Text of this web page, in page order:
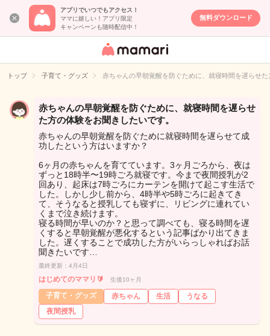
アプリでいつでもアクセス！
ママに嬉しい！アプリ限定
キャンペーンも随時配信中！
無料ダウンロード
女性専用匿名QA
イト
トップ 子育て・グッズ 赤ちゃんの早朝覚醒を防ぐために、就寝時間を遅らせ
赤ちゃんの早朝覚醒を防ぐために、就寝時間を遅らせ
た方の体験をお聞きしたいです。
赤ちゃんの早朝覚醒を防ぐために就寝時間を遅らせて成
功したという方はいますか？
6ヶ月の赤ちゃんを育てています。3ヶ月ごろから、夜は
ずっと18時半〜19時ごろ就寝です。今まで夜間授乳が2
回あり、起床は7時ごろにカーテンを開けて起こす生活で
した。しかし少し前から、4時半や5時ごろに起きてき
て、そうなると授乳しても寝ずに、リビングに連れてい
くまで泣き続けます。
寝る時間が早いのか？と思って調べても、寝る時間を遅
くすると早朝覚醒が悪化するという記事ばかり出てきま
した。遅くすることで成功した方がいらっしゃればお話
聞きたいです…
最終更新：4月4日
はじめてのママリ🔰 生後10ヶ月
子育て・グッズ 赤ちゃん 生活
うなる
夜間授乳